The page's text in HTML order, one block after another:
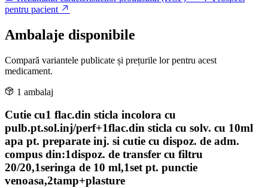
pentru pacient
Ambalaje disponibile
Compară variantele publicate și prețurile lor pentru acest
medicament.
1 ambalaj
Cutie cu1 flac.din sticla incolora cu
pulb.pt.sol.inj/perf+1flac.din sticla cu solv. cu 10ml
apa pt. preparate inj. si cutie cu dispoz. de adm.
compus din:1dispoz. de transfer cu filtru
20/20,1seringa de 10 ml,1set pt. punctie
venoasa,2tamp+plasture